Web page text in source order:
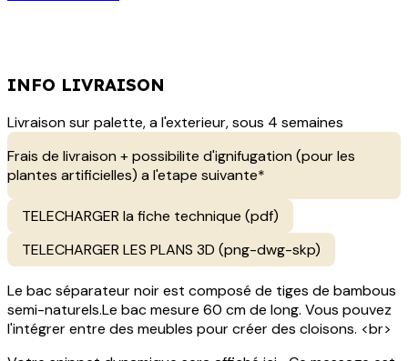
INFO LIVRAISON
Livraison sur palette, a l'exterieur, sous 4 semaines
Frais de livraison + possibilite d'ignifugation (pour les
plantes artificielles) a l'etape suivante*
TELECHARGER la fiche technique (pdf)
TELECHARGER LES PLANS 3D (png-dwg-skp)
Le bac séparateur noir est composé de tiges de bambous
semi-naturels.Le bac mesure 60 cm de long. Vous pouvez
l'intégrer entre des meubles pour créer des cloisons. <br>